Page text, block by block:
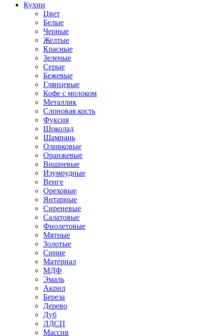
Кухни
Цвет
Белые
Черные
Желтые
Красные
Зеленые
Серые
Бежевые
Глянцевые
Кофе с молоком
Металлик
Слоновая кость
Фуксия
Шоколад
Шампань
Оливковые
Оранжевые
Вишневые
Изумрудные
Венге
Ореховые
Янтарные
Сиреневые
Салатовые
Фиолетовые
Мятные
Золотые
Синие
Материал
МДФ
Эмаль
Акрил
Береза
Дерево
Дуб
ЛДСП
Массив